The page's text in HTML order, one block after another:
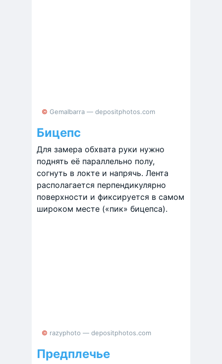
© GemaIbarra — depositphotos.com
Бицепс
Для замера обхвата руки нужно
поднять её параллельно полу,
согнуть в локте и напрячь. Лента
располагается перпендикулярно
поверхности и фиксируется в самом
широком месте («пик» бицепса).
© razyphoto — depositphotos.com
Предплечье